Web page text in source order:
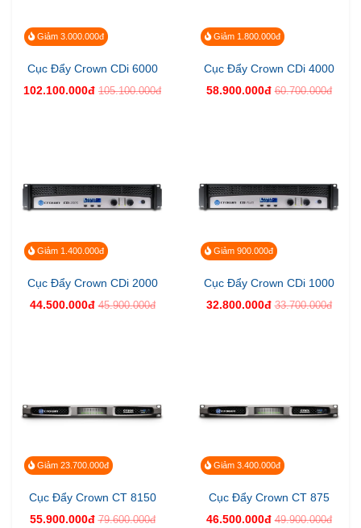
Giảm 3.000.000đ
Cục Đẩy Crown CDi 6000
102.100.000đ 105.100.000đ
Giảm 1.800.000đ
Cục Đẩy Crown CDi 4000
58.900.000đ 60.700.000đ
Giảm 1.400.000đ
Cục Đẩy Crown CDi 2000
44.500.000đ 45.900.000đ
Giảm 900.000đ
Cục Đẩy Crown CDi 1000
32.800.000đ 33.700.000đ
Giảm 23.700.000đ
Cục Đẩy Crown CT 8150
55.900.000đ 79.600.000đ
Giảm 3.400.000đ
Cục Đẩy Crown CT 875
46.500.000đ 49.900.000đ